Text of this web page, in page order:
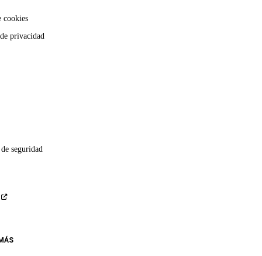
cookies
privacidad
seguridad